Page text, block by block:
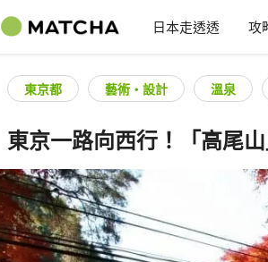
日本走透透 攻
東京都 藝術・設計 溫泉
東京一路向西行！「高尾